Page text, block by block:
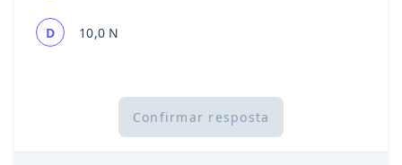
D 10,0 N
Confirmar resposta